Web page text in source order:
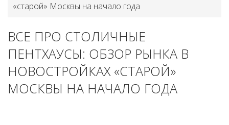
«старой» Москвы на начало года
ВСЕ ПРО СТОЛИЧНЫЕ
ПЕНТХАУСЫ: ОБЗОР РЫНКА В
НОВОСТРОЙКАХ «СТАРОЙ»
МОСКВЫ НА НАЧАЛО ГОДА